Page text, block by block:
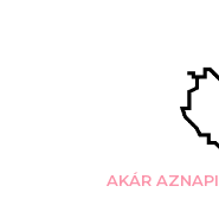
AKÁR